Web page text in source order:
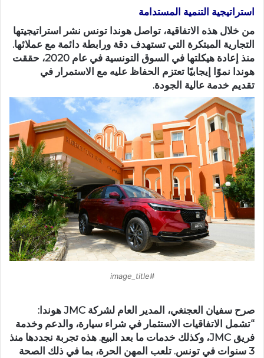
استراتيجية التنمية المستدامة
من خلال هذه الاتفاقية، تواصل هوندا تونس نشر استراتيجيتها
التجارية المبتكرة التي تستهدف دقة ورابطة دائمة مع عملائها.
منذ إعادة هيكلتها في السوق التونسية في عام 2020، حققت
هوندا نموًا إيجابيًا تعتزم الحفاظ عليه مع الاستمرار في
تقديم خدمة عالية الجودة.
#image_title
صرح سفيان العجنغي، المدير العام لشركة JMC هوندا:
“تشمل الاتفاقيات الاستثمار في شراء سيارة، والدعم وخدمة
فريق JMC، وكذلك خدمات ما بعد البيع. هذه تجربة نجددها منذ
3 سنوات في تونس. تلعب المهن الحرة، بما في ذلك الصحة